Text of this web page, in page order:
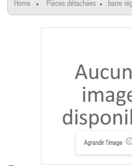
Home Pièces détachées barre
Agrandir l'image